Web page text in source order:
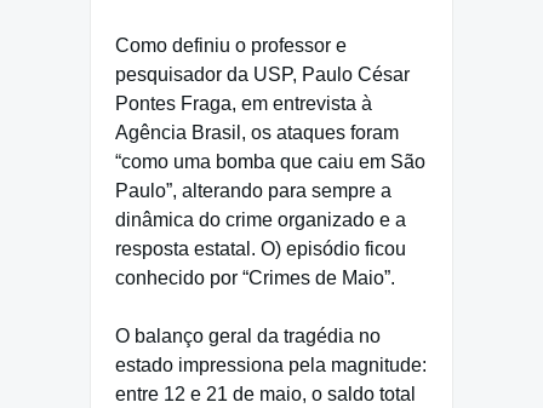
Como definiu o professor e
pesquisador da USP, Paulo César
Pontes Fraga, em entrevista à
Agência Brasil, os ataques foram
“como uma bomba que caiu em São
Paulo”, alterando para sempre a
dinâmica do crime organizado e a
resposta estatal. O) episódio ficou
conhecido por “Crimes de Maio”.
O balanço geral da tragédia no
estado impressiona pela magnitude:
entre 12 e 21 de maio, o saldo total